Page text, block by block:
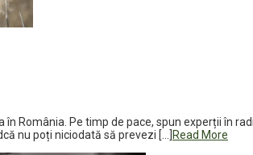
România. Pe timp de pace, spun experții în
nu poți niciodată să prevezi […] Read More